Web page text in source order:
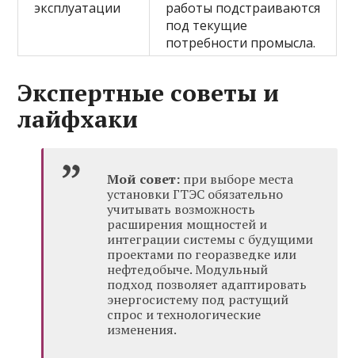
эксплуатации
работы подстраиваются
под текущие
потребности промысла.
Экспертные советы и
лайфхаки
Мой совет: при выборе места
установки ГТЭС обязательно
учитывать возможность
расширения мощностей и
интеграции системы с будущими
проектами по георазведке или
нефтедобыче. Модульный
подход позволяет адаптировать
энергосистему под растущий
спрос и технологические
изменения.